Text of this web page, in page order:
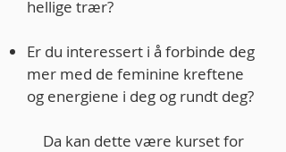
hellige trær?
Er du interessert i å forbinde deg
mer med de feminine kreftene
og energiene i deg og rundt deg?
Da kan dette være kurset for